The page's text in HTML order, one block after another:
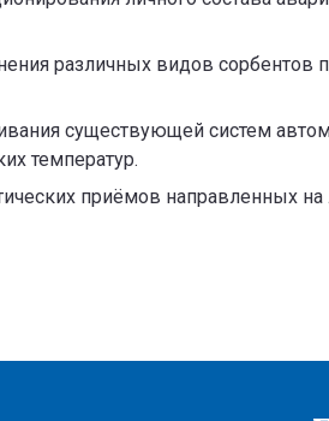
различных видов сорбентов
существующей систем
температур.
приёмов направленных